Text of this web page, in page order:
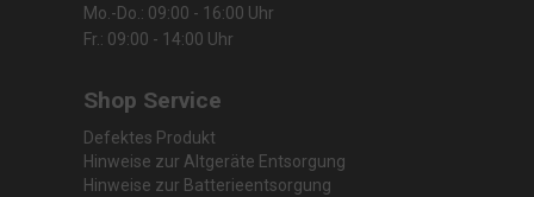
Mo.-Do.: 09:00 - 16:00 Uhr
Fr.: 09:00 - 14:00 Uhr
Shop Service
Defektes Produkt
Hinweise zur Altgeräte Entsorgung
Hinweise zur Batterieentsorgung